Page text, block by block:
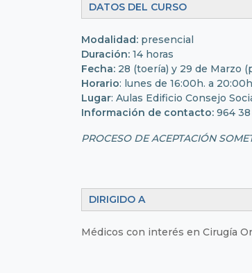
DATOS DEL CURSO
Modalidad: presencial
Duración: 14 horas
Fecha: 28 (toería) y 29 de Marzo
​Horario: lunes de 16:00h. a
Lugar: Aulas Edificio Consejo
Información de contacto: 964
PROCESO DE ACEPTACIÓN
DIRIGIDO A
Médicos con interés en Cirugía